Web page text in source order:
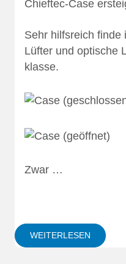
Chieftec-Case
Sehr hilfsreich finde
Lüfter und optische
klasse.
Zwar …
WEITERLESEN